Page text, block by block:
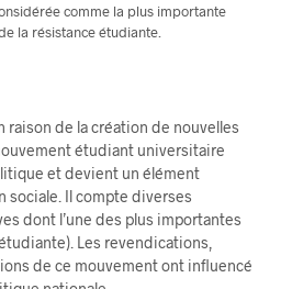
comme la plus importante
la résistance étudiante.
raison de la création de nouvelles
étudiant universitaire
et devient un élément
sociale. Il compte diverses
dont l’une des plus importantes
Les revendications,
de ce mouvement ont influencé